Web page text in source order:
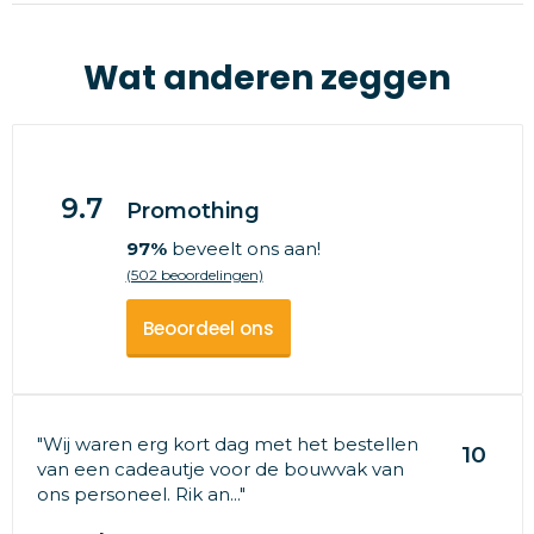
Wat anderen zeggen
9.7 Promothing
97%beveelt ons aan!
(502 beoordelingen)
Beoordeel ons
"Wij waren erg kort dag met het bestellen
van een cadeautje voor de bouwvak van
ons personeel. Rik an..."
10